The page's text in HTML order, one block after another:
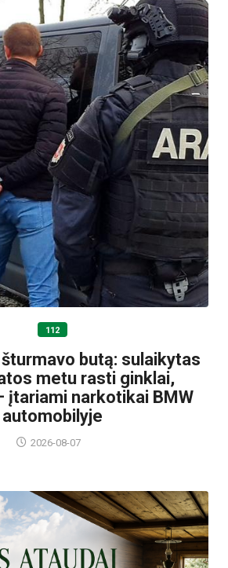
112
butą: sulaikytas
metu rasti ginklai,
įtariami narkotikai BMW
automobilyje
2026-08-07